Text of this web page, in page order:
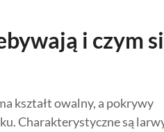
i czym
kształt owalny, a pokrywy
Charakterystyczne są